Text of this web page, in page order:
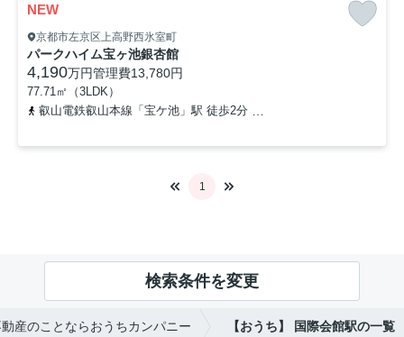
NEW
京都市左京区上高野西氷室町
パークハイム宝ヶ池銀杏館
4,190万円管理費13,780円
77.71㎡（3LDK）
叡山電鉄叡山本線「宝ケ池」駅 徒歩2分
1
検索条件を変更
産のことならおうちカンパニー 【おうち】 国際会館駅の一覧